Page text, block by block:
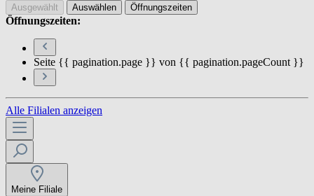
Ausgewählt Auswählen Öffnungszeiten
Öffnungszeiten:
Seite {{ pagination.page }} von {{ pagination.pageCount }}
Alle Filialen anzeigen
Meine Filiale